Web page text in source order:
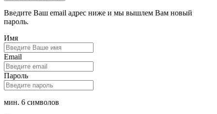
Введите Ваш email адрес ниже и мы вышлем Вам новый
пароль.
Имя
Email
Пароль
мин. 6 символов